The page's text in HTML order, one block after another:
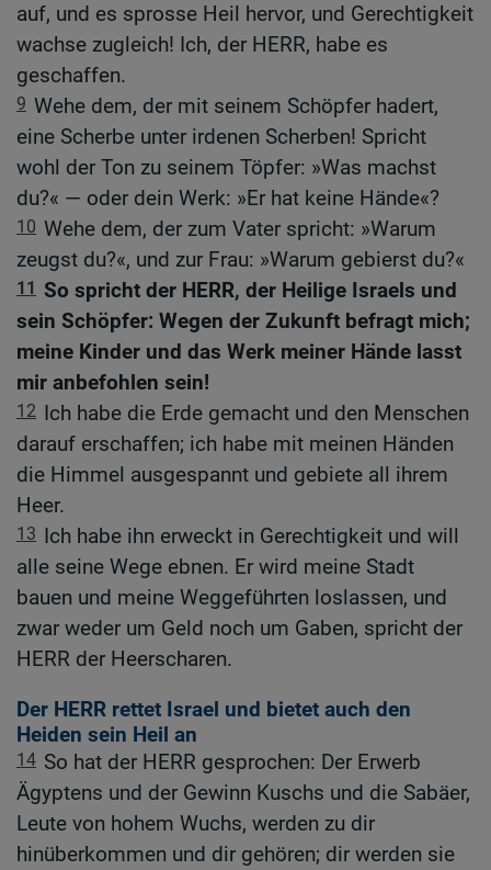
auf, und es sprosse Heil hervor, und Gerechtigkeit
wachse zugleich! Ich, der HERR, habe es
geschaffen.
9 Wehe dem, der mit seinem Schöpfer hadert,
eine Scherbe unter irdenen Scherben! Spricht
wohl der Ton zu seinem Töpfer: »Was machst
du?« — oder dein Werk: »Er hat keine Hände«?
10 Wehe dem, der zum Vater spricht: »Warum
zeugst du?«, und zur Frau: »Warum gebierst du?«
11 So spricht der HERR, der Heilige Israels und
sein Schöpfer: Wegen der Zukunft befragt mich;
meine Kinder und das Werk meiner Hände lasst
mir anbefohlen sein!
12 Ich habe die Erde gemacht und den Menschen
darauf erschaffen; ich habe mit meinen Händen
die Himmel ausgespannt und gebiete all ihrem
Heer.
13 Ich habe ihn erweckt in Gerechtigkeit und will
alle seine Wege ebnen. Er wird meine Stadt
bauen und meine Weggeführten loslassen, und
zwar weder um Geld noch um Gaben, spricht der
HERR der Heerscharen.
Der HERR rettet Israel und bietet auch den
Heiden sein Heil an
14 So hat der HERR gesprochen: Der Erwerb
Ägyptens und der Gewinn Kuschs und die Sabäer,
Leute von hohem Wuchs, werden zu dir
hinüberkommen und dir gehören; dir werden sie